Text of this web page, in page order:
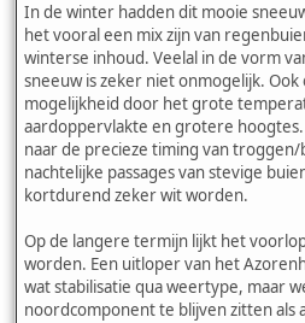
In de winter hadden dit mooie
het vooral een mix zijn van
winterse inhoud. Veelal in de vorm
sneeuw is zeker niet onmogelijk.
mogelijkheid door het grote
aardoppervlakte en grotere
naar de precieze timing van
nachtelijke passages van stevige
kortdurend zeker wit worden.
Op de langere termijn lijkt het
worden. Een uitloper van het
wat stabilisatie qua weertype, maar
noordcomponent te blijven zitten als